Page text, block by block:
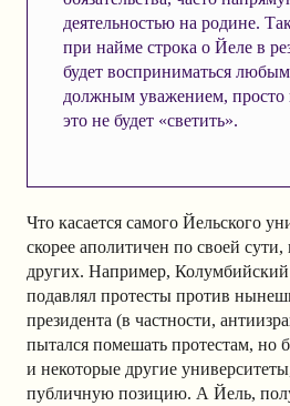
деятельностью на родине.
при найме строка о Йеле в
будет восприниматься
должным уважением, просто
это не будет «светить».
Что касается самого Йельского
скорее аполитичен по своей
других. Например, Колумбийский
подавлял протесты против
президента (в частности,
пытался помешать протестам, но
и некоторые другие
публичную позицию. А Йель,